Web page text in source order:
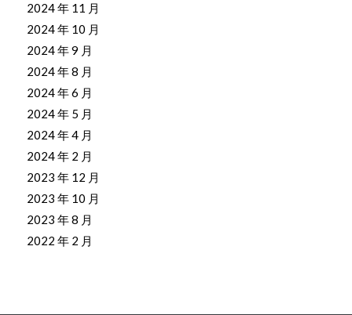
2024 年 11 月
2024 年 10 月
2024 年 9 月
2024 年 8 月
2024 年 6 月
2024 年 5 月
2024 年 4 月
2024 年 2 月
2023 年 12 月
2023 年 10 月
2023 年 8 月
2022 年 2 月